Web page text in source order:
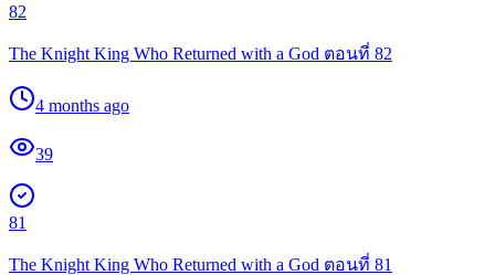
82
The Knight King Who Returned with a God ตอนที่ 82
4 months ago
39
81
The Knight King Who Returned with a God ตอนที่ 81